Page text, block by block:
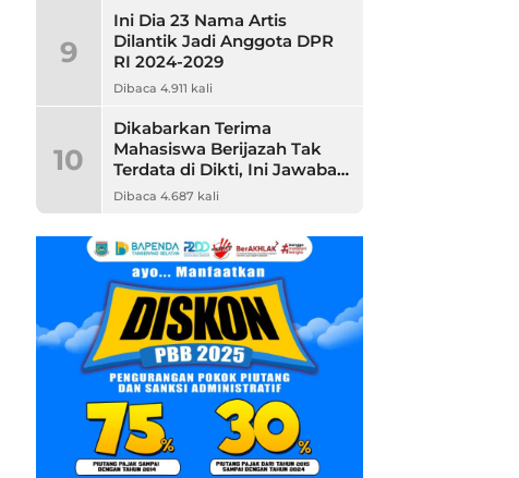
9
Ini Dia 23 Nama Artis
Dilantik Jadi Anggota DPR
RI 2024-2029
Dibaca 4.911 kali
10
Dikabarkan Terima
Mahasiswa Berijazah Tak
Terdata di Dikti, Ini Jawaban
Unpam
Dibaca 4.687 kali